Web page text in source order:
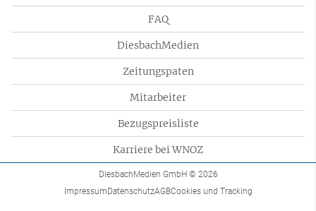
FAQ
DiesbachMedien
Zeitungspaten
Mitarbeiter
Bezugspreisliste
Karriere bei WNOZ
DiesbachMedien GmbH © 2026
ImpressumDatenschutzAGBCookies und Tracking